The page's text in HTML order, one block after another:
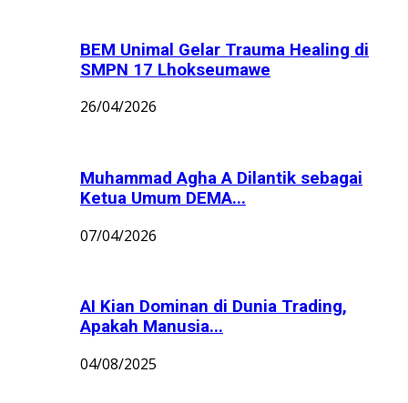
BEM Unimal Gelar Trauma Healing di
SMPN 17 Lhokseumawe
26/04/2026
Muhammad Agha A Dilantik sebagai
Ketua Umum DEMA...
07/04/2026
AI Kian Dominan di Dunia Trading,
Apakah Manusia...
04/08/2025